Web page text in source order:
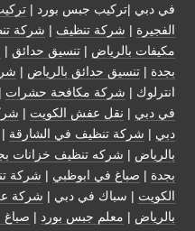
في دبي |تركيب جبس بورد |
الفجيرة | شركة تنظيف | شركة
مكيفات بالرياض | تنسيق حدائق |
بجدة | تنسيق حدائق بالرياض |
انترلوك | شركة مكافحة حشرات |
في دبي | نقل عفش الكويت |
دبي | شركة تنظيف في الشارقة |
بالرياض | شركه تنظيف خزانات
بجدة | صباغ في ابوظبي | شركة
الكويت | سباك في دبي | شركة
بالرياض | معلم جبس بورد |